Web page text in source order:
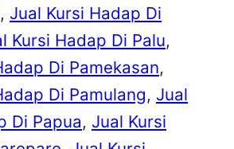
, Jual Kursi Hadap Di
Kursi Hadap Di Palu
Di Pamekasan
Di Pamulang, Jual
Di Papua, Jual Kursi